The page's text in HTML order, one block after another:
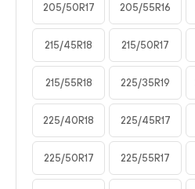
205/50R17 205/55R16
215/45R18 215/50R17
215/55R18 225/35R19
225/40R18 225/45R17
225/50R17 225/55R17